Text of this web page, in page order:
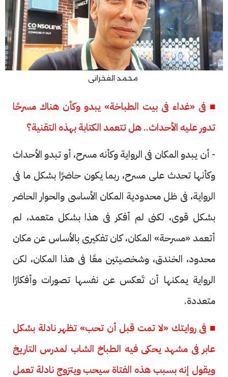
محمد الفخرانى
■ فى «غداء فى بيت الطباخة» يبدو وكأن هناك مسرحًا
تدور عليه الأحداث.. هل تتعمد الكتابة بهذه التقنية؟
- أن يبدو المكان فى الرواية وكأنه مسرح، أو تبدو الأحداث
وكأنها تحدث على مسرح، ربما يكون حاضرًا بشكل ما فى
الرواية، فى ظل محدودية المكان الأساسى والحوار الحاضر
بشكل قوى، لكنى لم أفكر فى هذا بشكل متعمد، لم
أتعمد «مسرحة» المكان، كان تفكيرى بالأساس عن مكان
محدود، الخندق، وشخصيتين معًا فى هذا المكان، لكن
الرواية يمكنها أن تَعكس عن نفسها تصورات وأفكارًا
متعددة.
■ فى روايتك «لا تمت قبل أن تحب» تظهر نادلة بشكل
عابر فى مشهد يحكى فيه الطباخ الشاب لمدرس التاريخ
ويقول إنه بسبب هذه الفتاة سيحب ويتزوج نادلة تعمل